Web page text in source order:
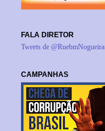
FALA DIRETOR
Tweets de @RuebmNogueira
CAMPANHAS